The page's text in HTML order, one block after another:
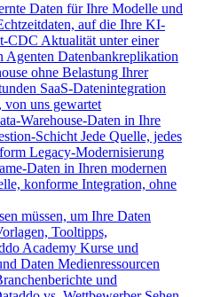
Daten für Ihre Modelle und
auf die Ihre KI-
CDC Aktualität unter einer
Agenten Datenbankreplikation
ohne Belastung Ihrer
SaaS-Datenintegration
uns gewartet
Warehouse-Daten in Ihre
Schicht Jede Quelle, jedes
Legacy-Modernisierung
Daten in Ihren modernen
konforme Integration, ohne
müssen, um Ihre Daten
Tooltipps,
Academy Kurse und
Daten Medienressourcen
und